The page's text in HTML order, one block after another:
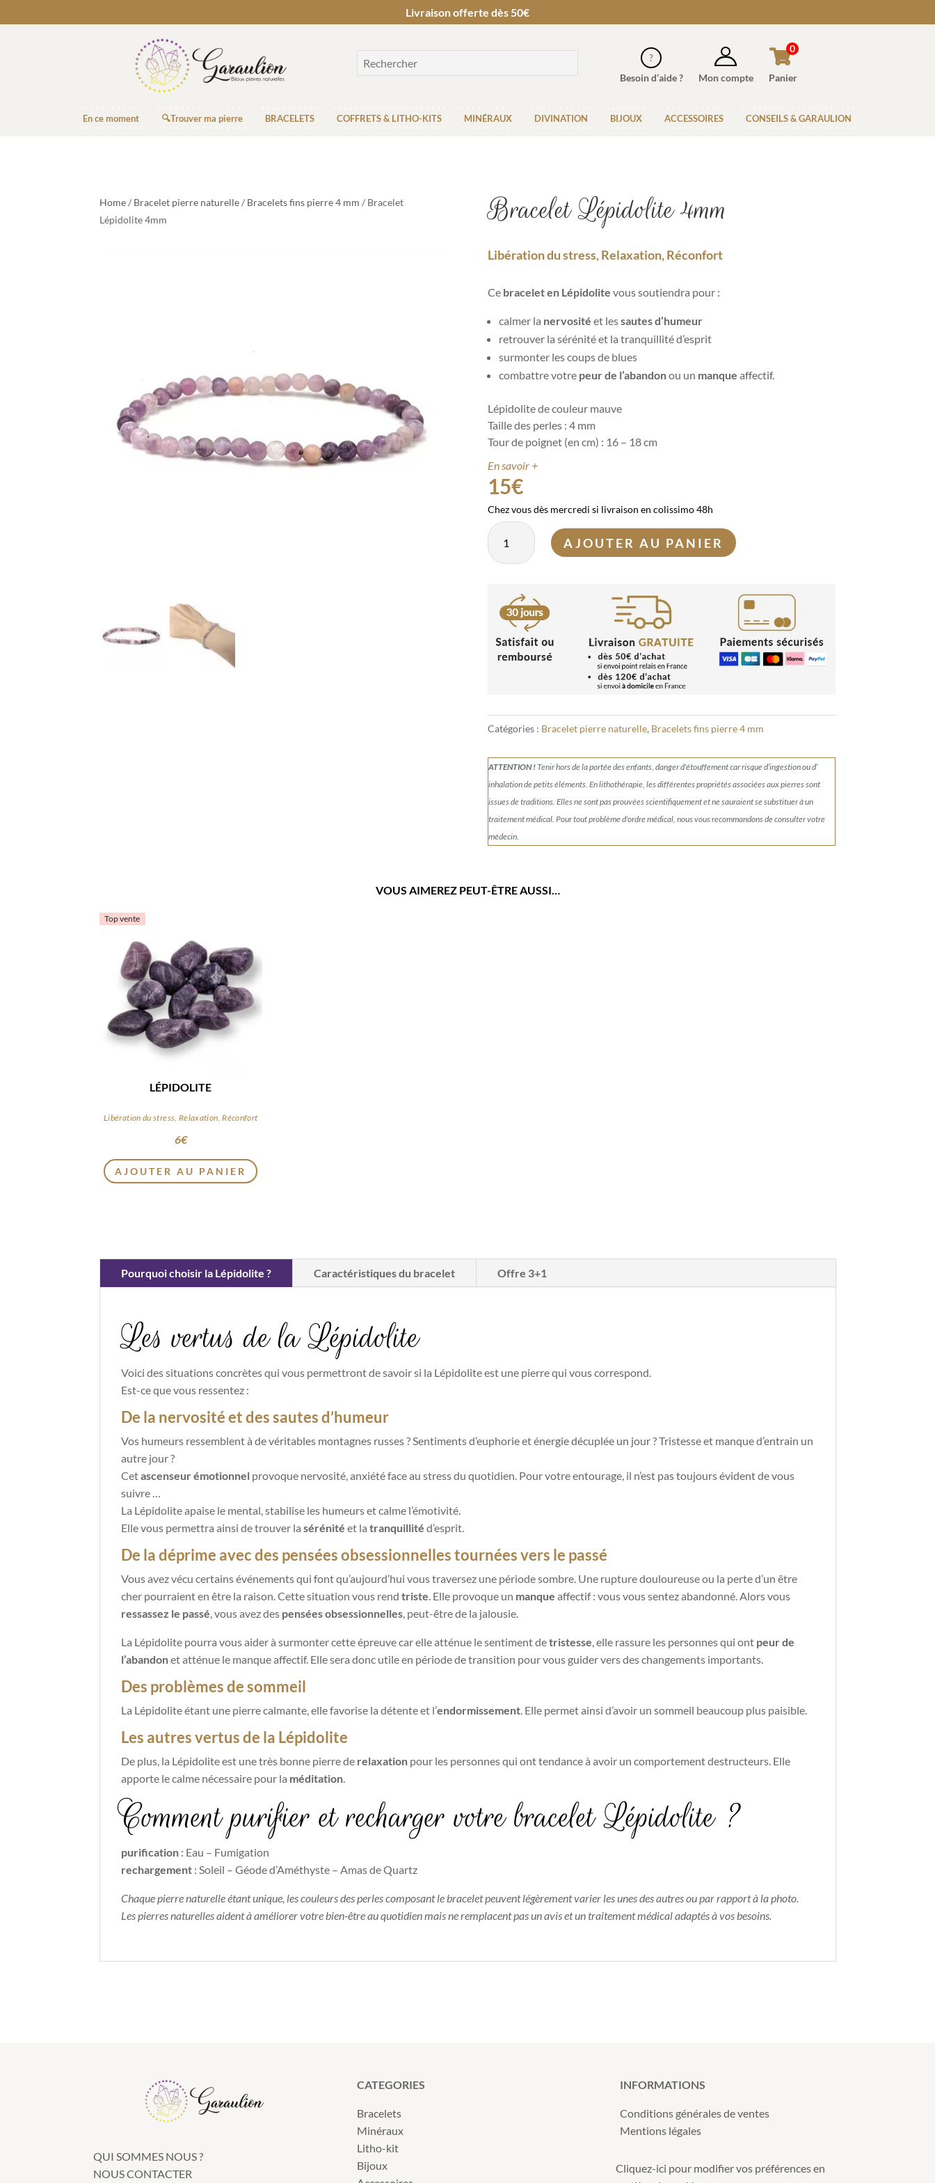
Livraison offerte dès 50€
Besoin d’aide ? Mon compte Panier
0
En ce moment 🔍Trouver ma pierre BRACELETS COFFRETS & LITHO-KITS MINÉRAUX DIVINATION BIJOUX ACCESSOIRES CONSEILS & GARAULION
Home/ Bracelet pierre naturelle/ Bracelets fins pierre 4 mm / Bracelet
Lépidolite 4mm
Bracelet Lépidolite 4mm
Libération du stress, Relaxation, Réconfort
Ce bracelet en Lépidolite vous soutiendra pour :
calmer la nervosité et lessautes d’humeur
retrouver la sérénité et la tranquillité d’esprit
surmonter les coups de blues
combattre votre peur de l’abandonou un manqueaffectif.
Lépidolite de couleur mauve
Taille des perles : 4 mm
Tour de poignet (en cm) : 16 – 18 cm
En savoir +
15€
Chez vous dès mercredi si livraison en colissimo 48h
quantité
Bracelet
4mm
AJOUTER AU PANIER
Catégories : Bracelet pierre naturelle, Bracelets fins pierre 4 mm
ATTENTION !Tenirhors de la portée des enfants, danger d'étouffement car risque d’ingestion ou d’
inhalation de petits éléments.En lithothérapie, les différentes propriétés associées aux pierres sont
issues de traditions. Elles ne sont pas prouvées scientifiquement et ne sauraient se substituer à un
traitement médical. Pour tout problème d'ordre médical, nous vous recommandons de consulter votre
médecin.
VOUS AIMEREZ PEUT-ÊTRE AUSSI…
Top vente
LÉPIDOLITE
Libération du stress, Relaxation, Réconfort
6€
AJOUTER AU PANIER
Pourquoi choisir la Lépidolite ? Caractéristiques du bracelet Offre 3+1
Les vertus de la Lépidolite
Voici des situations concrètes qui vous permettront de savoir si la Lépidolite est une pierre qui vous correspond.
Est-ce que vous ressentez :
De la nervosité etdes sautes d’humeur
Vos humeurs ressemblent à de véritables montagnes russes ? Sentiments d’euphorie et énergie décuplée un jour ? Tristesse et manque d’entrain un
autre jour ?
Cetascenseur émotionnelprovoque nervosité, anxiété face au stress du quotidien. Pour votre entourage, il n’est pas toujours évident de vous
suivre …
La Lépidoliteapaise le mental, stabilise les humeurs et calme l’émotivité.
Elle vous permettra ainsi de trouver la sérénité et la tranquillité d’esprit.
De la déprime avec des pensées obsessionnelles tournées vers le passé
Vous avez vécu certains événements qui font qu’aujourd’hui vous traversez une période sombre. Une rupture douloureuse ou la perte d’un être
cher pourraient en être la raison. Cette situation vous rend triste. Elle provoque un manque affectif : vous vous sentez abandonné. Alors vous
ressassez le passé, vous avez des pensées obsessionnelles, peut-être de la jalousie.
La Lépidolite pourra vous aider à surmonter cette épreuve car elle atténue le sentiment detristesse, elle rassure les personnes qui ont peur de
l’abandonet atténue le manque affectif. Elle sera donc utile en période de transition pour vous guider vers des changements importants.
Des problèmes de sommeil
La Lépidolite étant une pierre calmante, ellefavorise la détente et l’endormissement. Elle permet ainsi d’avoir un sommeil beaucoup plus paisible.
Les autres vertus de la Lépidolite
De plus, la Lépidolite est une très bonne pierre de relaxationpour les personnes qui ont tendance à avoir un comportement destructeurs. Elle
apporte le calme nécessaire pour la méditation.
Comment purifier et recharger votre bracelet Lépidolite ?
purification: Eau – Fumigation
rechargement: Soleil – Géode d’Améthyste – Amas de Quartz
Chaque pierre naturelle étant unique, les couleurs des perles composant le bracelet peuvent légèrement varier les unes des autres ou par rapport à la photo.
Les pierres naturelles aident à améliorer votre bien-être au quotidien mais ne remplacent pas un avis et un traitement médical adaptés à vos besoins.
QUI SOMMES NOUS ?
NOUS CONTACTER
CATEGORIES
Bracelets
Minéraux
Litho-kit
Bijoux
INFORMATIONS
Conditions générales de ventes
Mentions légales
Cliquez-ici pour modifier vos préférences en